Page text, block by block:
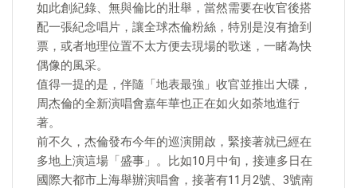
如此創紀錄、無與倫比的壯舉，當然需要在收官後搭
配一張紀念唱片，讓全球杰倫粉絲，特別是沒有搶到
票，或者地理位置不太方便去現場的歌迷，一睹為快
偶像的風采。
值得一提的是，伴隨「地表最強」收官並推出大碟，
周杰倫的全新演唱會嘉年華也正在如火如荼地進行
著。
前不久，杰倫發布今年的巡演開啟，緊接著就已經在
多地上演這場「盛事」。比如10月中旬，接連多日在
國際大都市上海舉辦演唱會，接著有11月2號、3號南